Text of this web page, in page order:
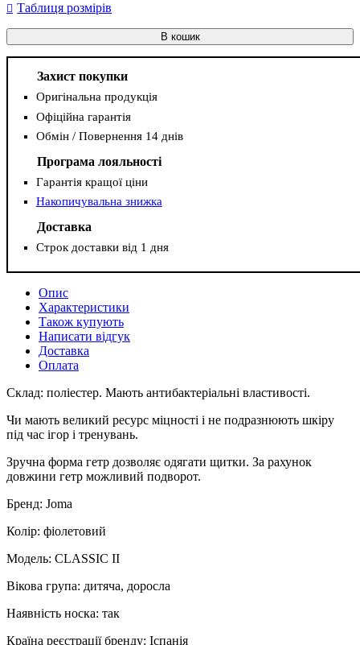
Таблиця розмірів
В кошик
Захист покупки
Оригінальна продукція
Офіційна гарантія
Обмін / Повернення 14 днів
Програма лояльності
Гарантія кращої ціни
Накопичувальна знижка
Доставка
Строк доставки від 1 дня
Опис
Характеристики
Також купують
Написати відгук
Доставка
Оплата
Склад: поліестер. Мають антибактеріальні властивості.
Чи мають великий ресурс міцності і не подразнюють шкіру
під час ігор і тренувань.
Зручна форма гетр дозволяє одягати щитки. За рахунок
довжини гетр можливий подворот.
Бренд: Joma
Колір: фіолетовий
Модель: CLASSIC II
Вікова група: дитяча, доросла
Наявність носка: так
Країна реєстрації бренду: Іспанія